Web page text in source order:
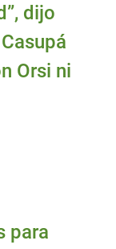
dijo
Orsi ni
para